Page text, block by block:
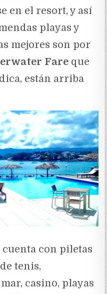
en el resort, y así
playas y
mejores son por
Fare que
están arriba
con piletas
tenis,
casino, playas